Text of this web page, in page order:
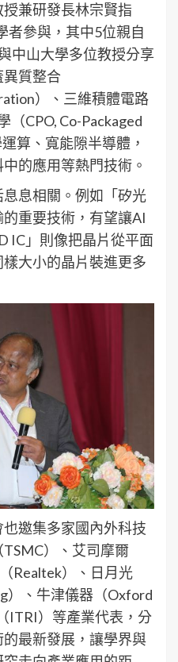
兼研發長林宗賢指
者參與，其中5位親自
中山大學多位教授分享
異質整合
）、三維積體電路
（CPO, Co-Packaged
算、寬能隙半導體，
的應用等熱門技術。
息相關。例如「矽光
重要技術，有望讓AI
IC」則像把晶片從平面
大小的晶片裝進更多
邀集多家國內外科技
）、艾司摩爾
Realtek）、日月光
）、牛津儀器（Oxford
ITRI）等產業代表，分
最新發展，讓學界與